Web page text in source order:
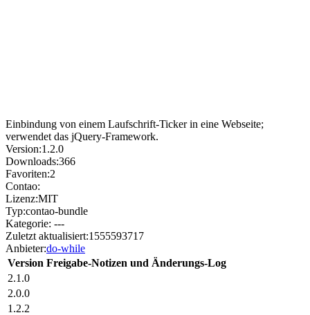
Einbindung von einem Laufschrift-Ticker in eine Webseite;
verwendet das jQuery-Framework.
Version:1.2.0
Downloads:366
Favoriten:2
Contao:
Lizenz:MIT
Typ:contao-bundle
Kategorie: ---
Zuletzt aktualisiert:1555593717
Anbieter:do-while
Version Freigabe-Notizen und Änderungs-Log
2.1.0
2.0.0
1.2.2